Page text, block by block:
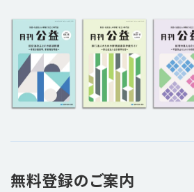
無料登録のご案内